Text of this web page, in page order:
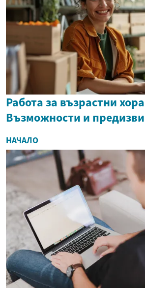
Работа за възрастни
Възможности и
НАЧАЛО